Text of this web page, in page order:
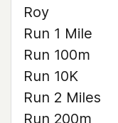
Roy
Run 1 Mile
Run 100m
Run 10K
Run 2 Miles
Run 200m